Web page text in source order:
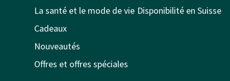
La santé et le mode de vie
Cadeaux
Nouveautés
Offres et offres spéciales
Disponibilité en Suisse